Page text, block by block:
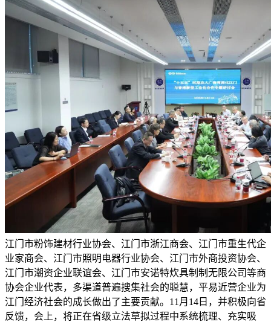
江门市粉饰建材行业协会、江门市浙江商会、江门市重生代企
业家商会、江门市照明电器行业协会、江门市外商投资协会、
江门市潮资企业联谊会、江门市安诺特炊具制制无限公司等商
协会企业代表，多渠道普遍搜集社会的聪慧，平易近营企业为
江门经济社会的成长做出了主要贡献。11月14日，并积极向省
反馈，会上，将正在省级立法草拟过程中系统梳理、充实吸